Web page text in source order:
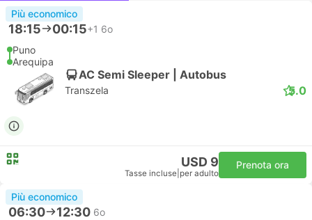
Più economico
18:15 00:15+1 6o
Puno
Arequipa
AC Semi Sleeper | Autobus
Transzela 5.0
USD 9
Tasse incluse per adulto
Prenota ora
Più economico
06:30 12:30 6o